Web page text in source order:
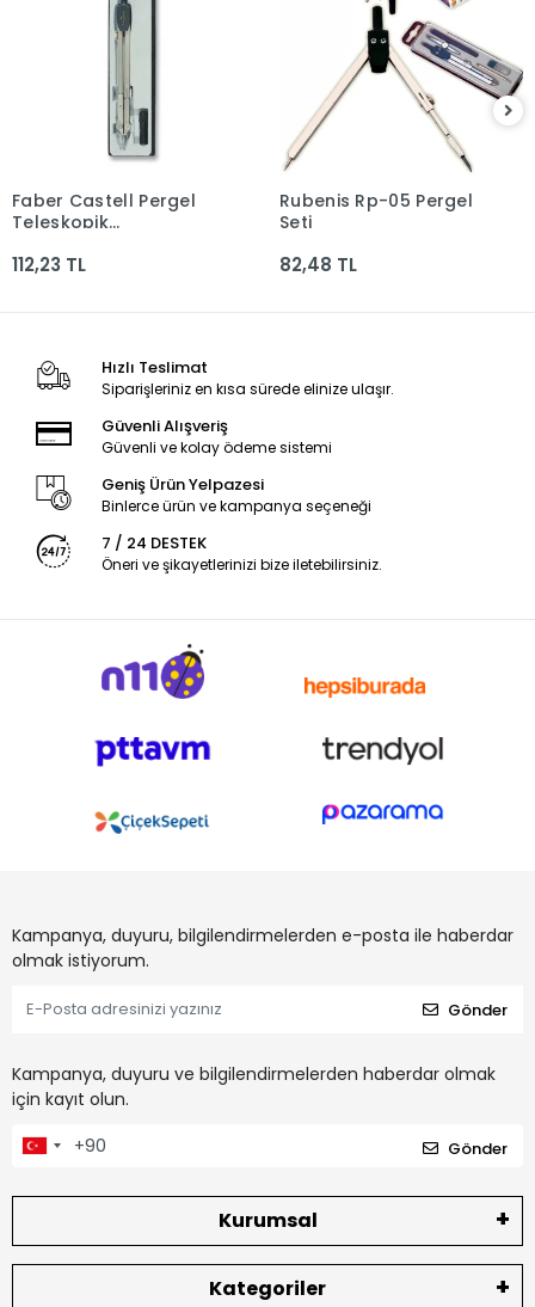
Sepete Ekle
Faber Castell Pergel
Teleskopik
112,23 TL
Sepete Ekle
Rubenis Rp-05 Pergel
Seti
82,48 TL
Hızlı Teslimat
Siparişleriniz en kısa sürede elinize ulaşır.
Güvenli Alışveriş
Güvenli ve kolay ödeme sistemi
Geniş Ürün Yelpazesi
Binlerce ürün ve kampanya seçeneği
7 / 24 DESTEK
Öneri ve şikayetlerinizi bize iletebilirsiniz.
Kampanya, duyuru, bilgilendirmelerden e-posta ile haberdar
olmak istiyorum.
Gönder
Kampanya, duyuru ve bilgilendirmelerden haberdar olmak
için kayıt olun.
Gönder
Kurumsal
Kategoriler